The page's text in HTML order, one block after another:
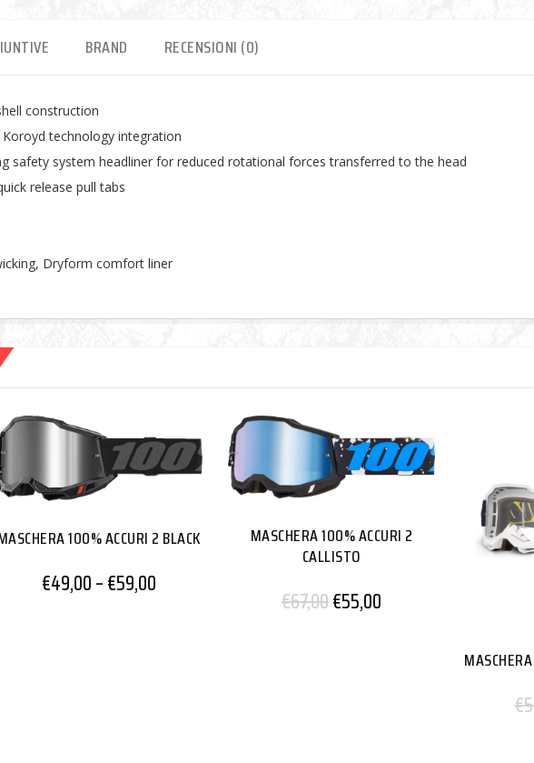
BRAND RECENSIONI (0)
construction
technology integration
safety system headliner for reduced rotational forces transferred to the head
release pull tabs
Dryform comfort liner
100% ACCURI 2 BLACK
€49,00–€59,00
MASCHERA 100% ACCURI 2
CALLISTO
€67,00€55,00
€